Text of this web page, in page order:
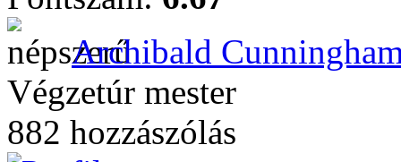
Archibald
Végzetúr mester
882 hozzászólás